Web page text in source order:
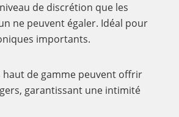
de discrétion que les
ne peuvent égaler. Idéal pour
importants.
de gamme peuvent offrir
garantissant une intimité